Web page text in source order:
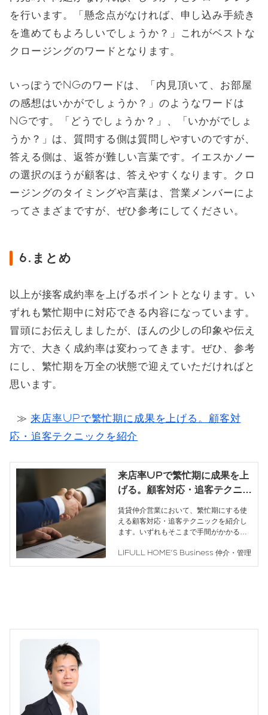
を行います。「懸念点がなければ、申し込み手続き
を進めてもよろしいでしょうか？」これがベストな
クロージングのワードとなります。
いっぽうでNGのワードは、「内見頂いて、お部屋
の感想はいかがでしょうか？」のようなワードは
NGです。「どうでしょうか？」、「いかがでしょ
うか？」は、質問する側は質問しやすいのですが、
答える側は、返答が難しい言葉です。イエスかノー
の選択のほうが顧客は、答えやすくなります。クロ
ージングのタイミングや言葉は、営業メンバーによ
ってさまざまですが、ぜひ参考にしてください。
6.まとめ
以上が接客成約率を上げるポイントとなります。い
ずれも繁忙期中に対応できる内容になっています。
冒頭にお伝えしましたが、ほんの少しの印象や伝え
方で、大きく成約率は変わってきます。ぜひ、参考
にし、繁忙期を万全の状態で迎えていただければと
思います。
≫来店率UPで繁忙期に成果を上げる。顧客対
応・追客テクニックを紹介
来店率UPで繁忙期に成果を上
げる。顧客対応・追客テクニッ
クを紹介
賃貸仲介営業において、繁忙期にする使
える顧客対応・追客テクニックを紹介し
ます。いずれもそこまで手間がかかるも
す。繁忙期対策として活用してみてくだ
さい。
LIFULL HOME'S Business 仲介・管理